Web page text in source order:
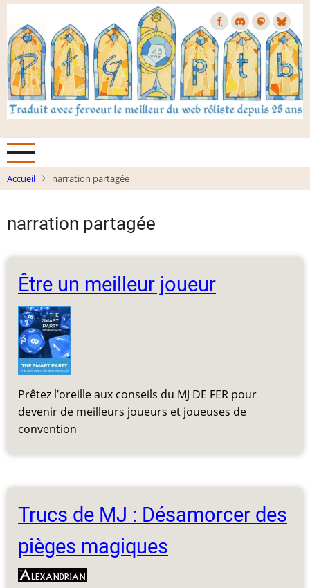
Aller
contenu
principal
Accueil narration partagée
narration partagée
Être un meilleur joueur
Prêtez l’oreille aux conseils du MJ DE FER pour
devenir de meilleurs joueurs et joueuses de
convention
Trucs de MJ : Désamorcer des
pièges magiques